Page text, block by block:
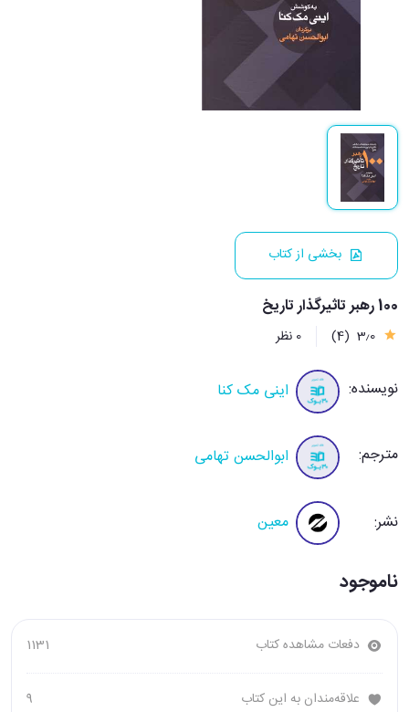
بخشی از کتاب
100 رهبر تاثیرگذار تاریخ
3٫0 (4) 0 نظر
نویسنده: اینی مک کنا
مترجم: ابوالحسن تهامی
نشر: معین
ناموجود
دفعات مشاهده کتاب 1131
علاقه‌مندان به این کتاب 9